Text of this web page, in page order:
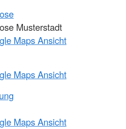
Musterstadt
Maps Ansicht
Maps Ansicht
Maps Ansicht